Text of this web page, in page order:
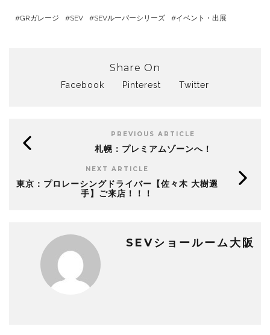
GRガレージ SEV SEVルーパーシリーズ イベント・出展
Share On
Facebook Pinterest Twitter
PREVIOUS ARTICLE
札幌：プレミアムゾーンへ！
NEXT ARTICLE
東京：プロレーシングドライバー【佐々木 大樹選
手】ご来店！！！
SEVショールーム大阪